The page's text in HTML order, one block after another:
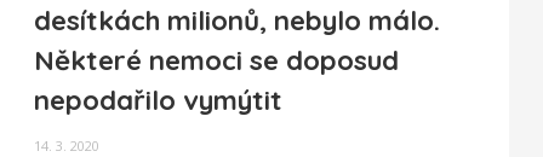
desítkách milionů, nebylo málo.
Některé nemoci se doposud
nepodařilo vymýtit
14. 3. 2020